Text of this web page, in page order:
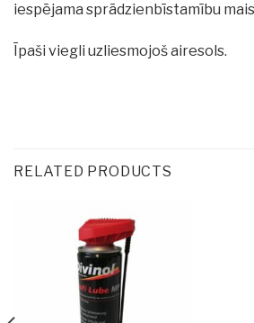
iespējama sprādzienbīstamību
Īpaši viegli uzliesmojoš airesols.
RELATED PRODUCTS